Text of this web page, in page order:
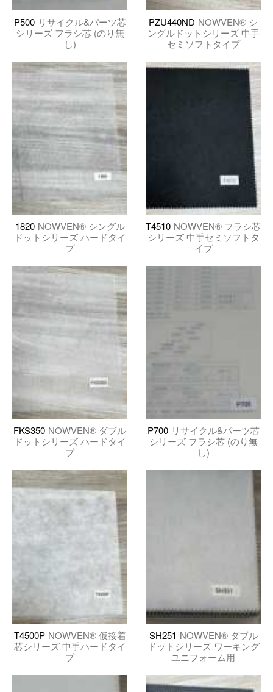
P500 リサイクル&パーツ芯
シリーズ フラシ芯 (のり無
し)
PZU440ND NOWVEN® シ
ングルドットシリーズ 中手
セミソフトタイプ
1820 NOWVEN® シングル
ドットシリーズ ハードタイ
プ
T4510 NOWVEN® フラシ芯
シリーズ 中手セミソフトタ
イプ
FKS350 NOWVEN® ダブル
ドットシリーズ ハードタイ
プ
P700 リサイクル&パーツ芯
シリーズ フラシ芯 (のり無
し)
T4500P NOWVEN® 仮接着
芯シリーズ 中手ハードタイ
プ
SH251 NOWVEN® ダブル
ドットシリーズ ワーキング
ユニフォーム用